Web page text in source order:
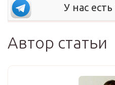
У нас есть
Автор статьи